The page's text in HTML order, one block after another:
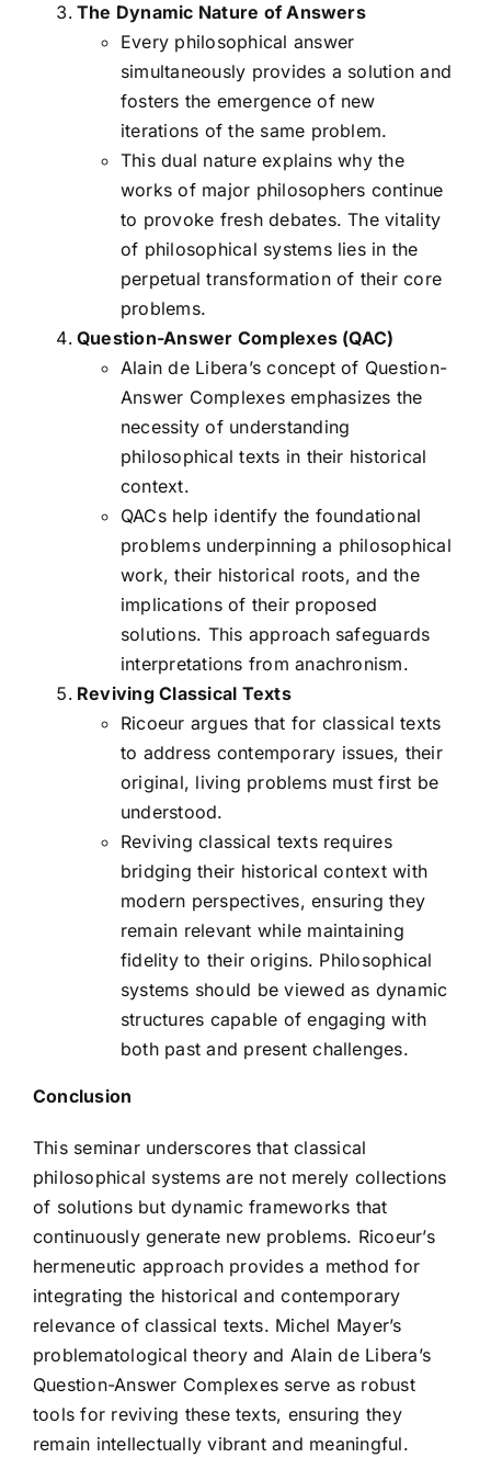
The Dynamic Nature of Answers
Every philosophical answer
simultaneously provides a solution and
fosters the emergence of new
iterations of the same problem.
This dual nature explains why the
works of major philosophers continue
to provoke fresh debates. The vitality
of philosophical systems lies in the
perpetual transformation of their core
problems.
Question-Answer Complexes (QAC)
Alain de Libera’s concept of Question-
Answer Complexes emphasizes the
necessity of understanding
philosophical texts in their historical
context.
QACs help identify the foundational
problems underpinning a philosophical
work, their historical roots, and the
implications of their proposed
solutions. This approach safeguards
interpretations from anachronism.
Reviving Classical Texts
Ricoeur argues that for classical texts
to address contemporary issues, their
original, living problems must first be
understood.
Reviving classical texts requires
bridging their historical context with
modern perspectives, ensuring they
remain relevant while maintaining
fidelity to their origins. Philosophical
systems should be viewed as dynamic
structures capable of engaging with
both past and present challenges.
Conclusion
This seminar underscores that classical
philosophical systems are not merely collections
of solutions but dynamic frameworks that
continuously generate new problems. Ricoeur’s
hermeneutic approach provides a method for
integrating the historical and contemporary
relevance of classical texts. Michel Mayer’s
problematological theory and Alain de Libera’s
Question-Answer Complexes serve as robust
tools for reviving these texts, ensuring they
remain intellectually vibrant and meaningful.